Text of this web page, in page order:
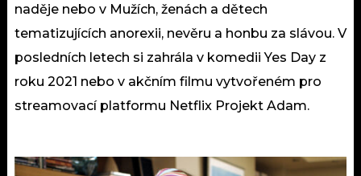
naděje nebo v Mužích, ženách a dětech
tematizujících anorexii, nevěru a honbu za slávou. V
posledních letech si zahrála v komedii Yes Day z
roku 2021 nebo v akčním filmu vytvořeném pro
streamovací platformu Netflix Projekt Adam.